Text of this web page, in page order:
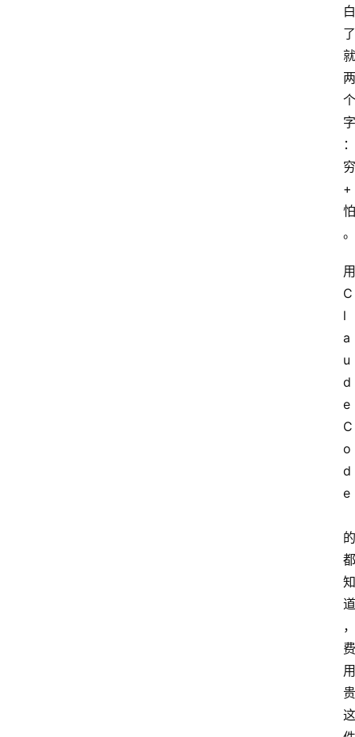
白
了
就
两
个
字
：
穷
+
怕
。
用
C
l
a
u
d
e
C
o
d
e
的
都
知
道
，
费
用
贵
这